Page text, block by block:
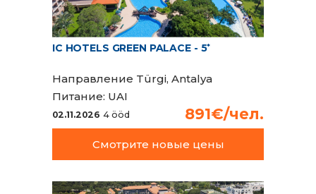
IC HOTELS GREEN PALACE - 5*
Направление Türgi, Antalya
Питание: UAI
02.11.2026 4 ööd 891€/чел.
Смотрите новые цены